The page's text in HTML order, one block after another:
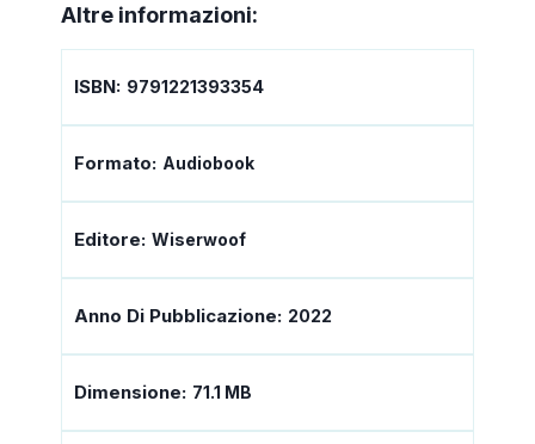
Altre informazioni:
ISBN: 9791221393354
Formato: Audiobook
Editore: Wiserwoof
Anno Di Pubblicazione: 2022
Dimensione: 71.1 MB